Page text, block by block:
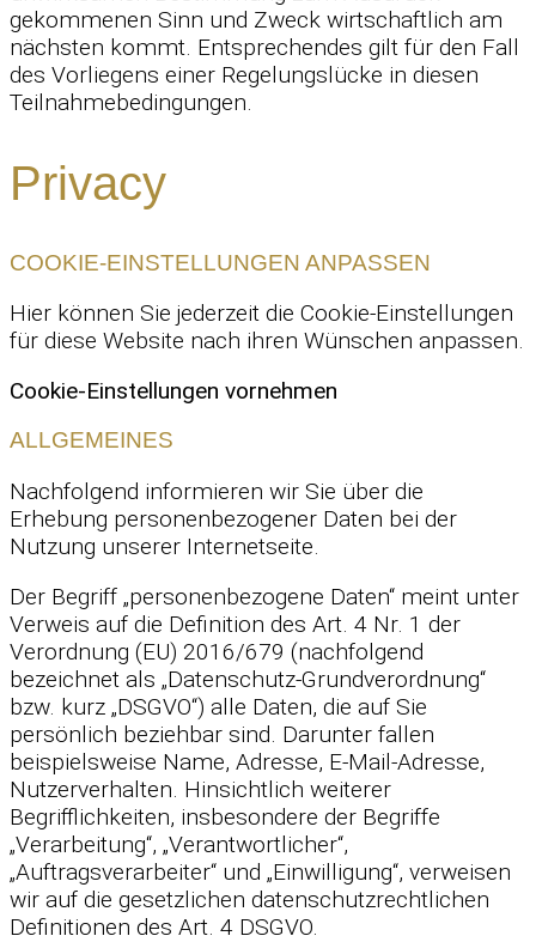
gekommenen Sinn und Zweck wirtschaftlich am
nächsten kommt. Entsprechendes gilt für den Fall
des Vorliegens einer Regelungslücke in diesen
Teilnahmebedingungen.
Privacy
COOKIE-EINSTELLUNGEN ANPASSEN
Hier können Sie jederzeit die Cookie-Einstellungen
für diese Website nach ihren Wünschen anpassen.
Cookie-Einstellungen vornehmen
ALLGEMEINES
Nachfolgend informieren wir Sie über die
Erhebung personenbezogener Daten bei der
Nutzung unserer Internetseite.
Der Begriff „personenbezogene Daten“ meint unter
Verweis auf die Definition des Art. 4 Nr. 1 der
Verordnung (EU) 2016/679 (nachfolgend
bezeichnet als „Datenschutz-Grundverordnung“
bzw. kurz „DSGVO“) alle Daten, die auf Sie
persönlich beziehbar sind. Darunter fallen
beispielsweise Name, Adresse, E-Mail-Adresse,
Nutzerverhalten. Hinsichtlich weiterer
Begrifflichkeiten, insbesondere der Begriffe
„Verarbeitung“, „Verantwortlicher“,
„Auftragsverarbeiter“ und „Einwilligung“, verweisen
wir auf die gesetzlichen datenschutzrechtlichen
Definitionen des Art. 4 DSGVO.